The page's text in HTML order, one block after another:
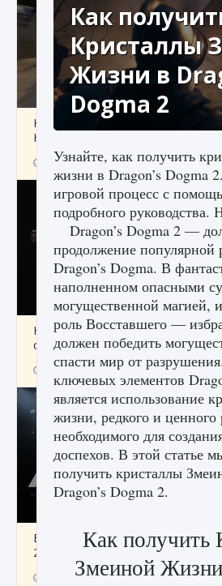
Как исправить неработающие
Honor
9 августа 2024 1 205
Как разблокировать чертеж
оружия в MW3 и Warzone
9 августа 2024 1 151
Все новые функции Ultimate
25
9 августа 2024 1 297
Как
Кристаллы
Жизни в
Dogma 2
Узнайте, как получить
жизни в Dragon’s Dogma
игровой процесс с
подробного руководства.
Dragon’s Dogma 2 —
продолжение популярной
Dragon’s Dogma. В
наполненном опасными
могущественной магией,
роль Восставшего —
должен победить
спасти мир от
ключевых элементов
является использование
жизни, редкого и ценного
необходимого для
доспехов. В этой статье
получить кристаллы
Dragon’s Dogma 2.
Как получить
Змеиной